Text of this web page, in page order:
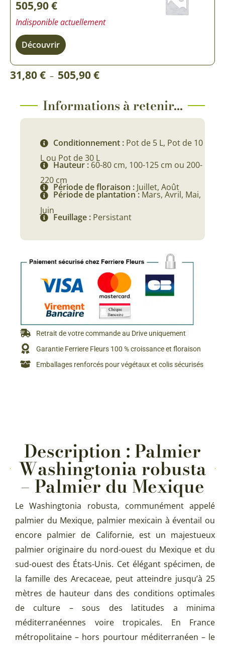
505,90€
Indisponible actuellement
Découvrir
31,80€ – 505,90€Plage
31,80 €
505,90 €
Informations à retenir...
Conditionnement : Pot de 5 L, Pot de 10
L ou Pot de 30 L
Hauteur : 60-80 cm, 100-125 cm ou 200-
220 cm
Période de floraison : Juillet, Août
Période de plantation : Mars, Avril, Mai,
Juin
Feuillage : Persistant
Retrait de votre commande au Drive uniquement
Garantie Ferriere Fleurs 100 % croissance et floraison
Emballages renforcés pour végétaux et colis sécurisés
Description : Palmier
Washingtonia robusta
– Palmier du Mexique
Le Washingtonia robusta, communément appelé
palmier du Mexique, palmier mexicain à éventail ou
encore palmier de Californie, est un majestueux
palmier originaire du nord-ouest du Mexique et du
sud-ouest des États-Unis. Cet élégant spécimen, de
la famille des Arecaceae, peut atteindre jusqu’à 25
mètres de hauteur dans des conditions optimales
de culture – sous des latitudes a minima
méditerranéennes voire tropicales. En France
métropolitaine – hors pourtour méditerranéen – le